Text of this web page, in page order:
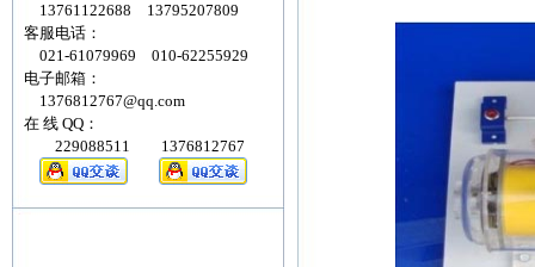
13761122688 13795207809
客服电话：
021-61079969 010-62255929
电子邮箱：
1376812767@qq.com
在 线 QQ：
229088511 1376812767